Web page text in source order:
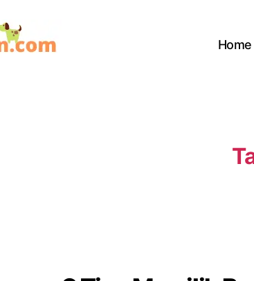
Home